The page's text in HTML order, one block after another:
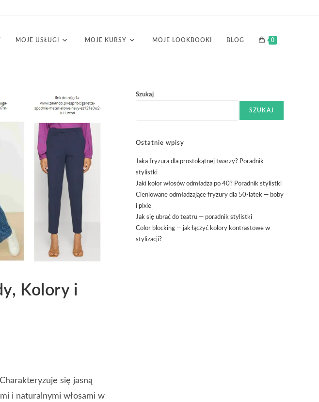
MOJE USŁUGI MOJE KURSY MOJE LOOKBOOKI BLOG 0
Kolory i
się jasną
i naturalnymi włosami w
Szukaj
SZUKAJ
Ostatnie wpisy
Jaka fryzura dla prostokątnej twarzy? Poradnik
stylistki
Jaki kolor włosów odmładza po 40? Poradnik stylistki
Cieniowane odmładzające fryzury dla 50-latek — boby
i pixie
Jak się ubrać do teatru — poradnik stylistki
Color blocking — jak łączyć kolory kontrastowe w
stylizacji?